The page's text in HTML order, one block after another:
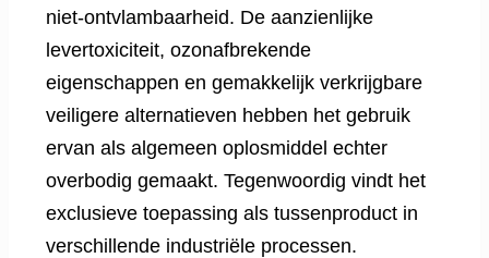
niet-ontvlambaarheid. De aanzienlijke
levertoxiciteit, ozonafbrekende
eigenschappen en gemakkelijk verkrijgbare
veiligere alternatieven hebben het gebruik
ervan als algemeen oplosmiddel echter
overbodig gemaakt. Tegenwoordig vindt het
exclusieve toepassing als tussenproduct in
verschillende industriële processen.